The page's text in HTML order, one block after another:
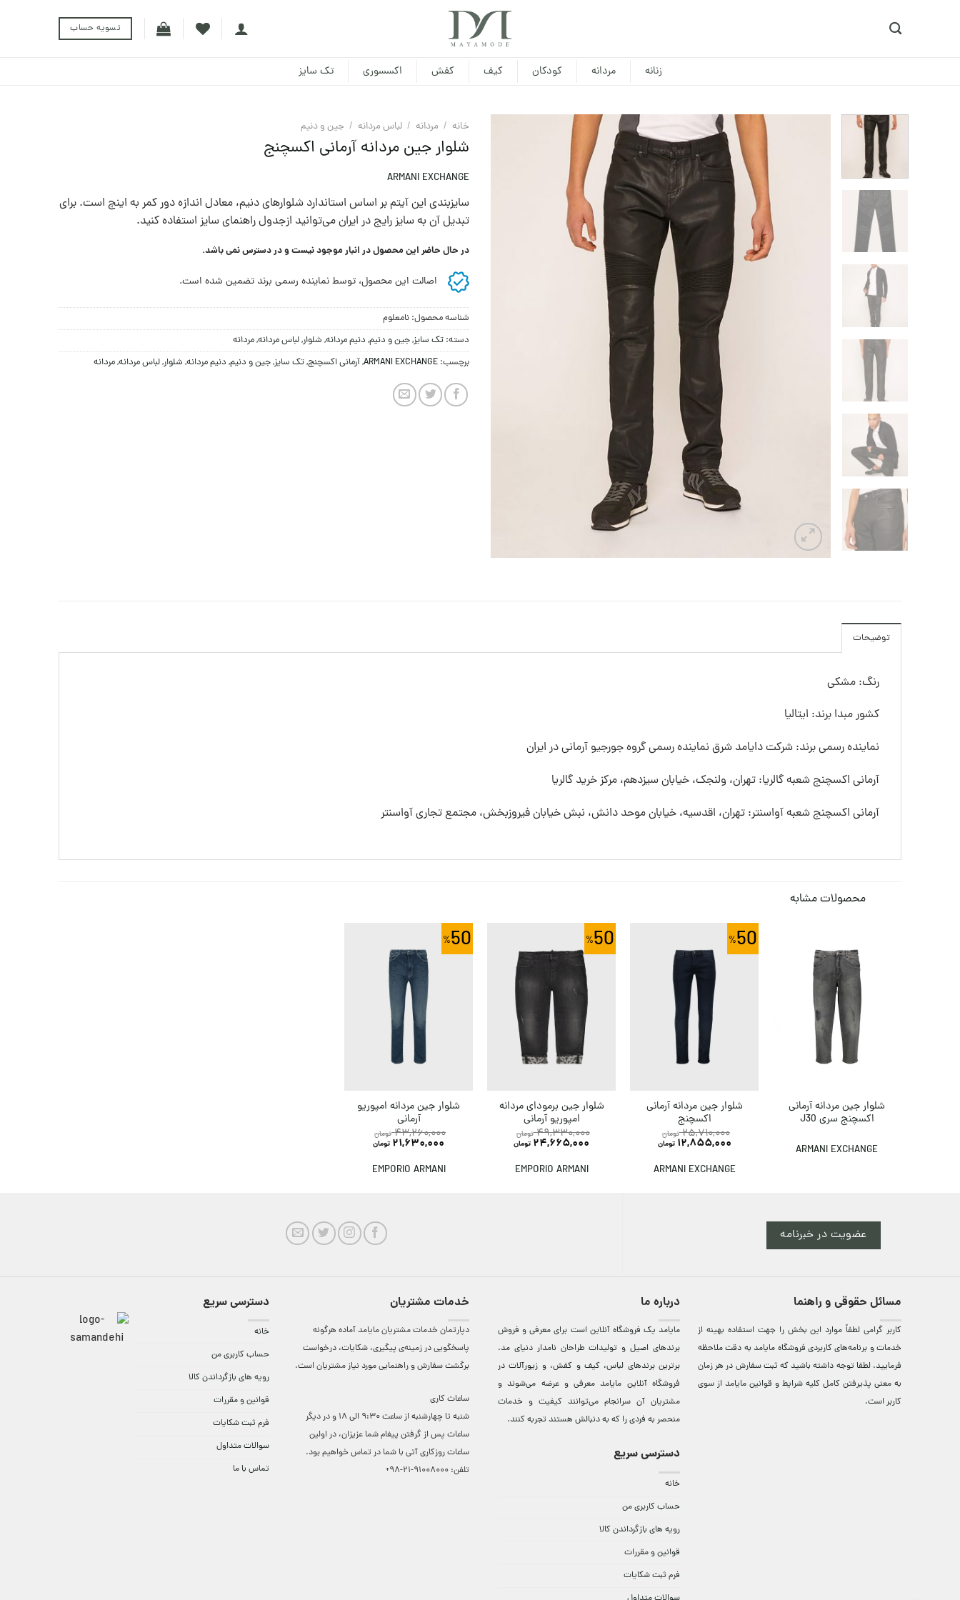
تسویه حساب
زنانه مردانه کودکان کیف کفش اکسسوری تک سایز
خانه / مردانه / لباس مردانه / جین و دنيم
شلوار جین مردانه آرمانی اکسچنج
ARMANI EXCHANGE
سايزبندی اين آيتم بر اساس استاندارد شلوارهای دنيم، معادل اندازه دور کمر به اينچ است. برای
تبديل آن به سايز رايج در ايران می‌توانيد ازجدول راهنمای سايز استفاده کنيد.
در حال حاضر این محصول در انبار موجود نیست و در دسترس نمی باشد.
اصالت این محصول، توسط نماینده رسمی برند تضمین شده است.
شناسه محصول: نامعلوم
دسته: تک سایز,جین و دنيم, دنیم مردانه, شلوار,لباس مردانه,مردانه
برچسب: ARMANI EXCHANGE
,آرمانی اکسچنج,تک سایز,جین و دنيم, دنیم مردانه, شلوار,لباس مردانه,مردانه
توضیحات
رنگ: مشکی
کشور مبدا برند: ایتالیا
نماینده رسمی برند: شرکت دایامد شرق نماینده رسمی گروه جورجیو آرمانی در ایران
آرمانی اکسچنج شعبه گالریا: تهران، ولنجک، خیابان سیزدهم، مرکز خرید گالریا
آرمانی اکسچنج شعبه آواسنتر: تهران، اقدسیه، خیابان موحد دانش، نبش خیابان فیروزبخش، مجتمع تجاری آواسنتر
محصولات مشابه
50
شلوار جین برمودای مردانه
امپوریو آرمانی
49,330,000 تومان
24,665,000 تومان
EMPORIO ARMANI
50
شلوار جین مردانه امپوریو
آرمانی
43,260,000 تومان
21,630,000 تومان
EMPORIO ARMANI
شلوار جین مردانه آرمانی
اکسچنج سری J30
ARMANI EXCHANGE
50
شلوار جین مردانه آرمانی
اکسچنج
25,710,000 تومان
12,855,000 تومان
ARMANI EXCHANGE
عضویت در خبرنامه
مسائل حقوقی و راهنما
کاربر گرامی لطفاً موارد این بخش را جهت استفاده بهینه از
خدمات و برنامه‌‏های کاربردی فروشگاه مایامد به دقت ملاحظه
فرمایید. لطفا توجه داشته باشید که ثبت سفارش در هر زمان
به معنی پذیرفتن کامل کلیه شرایط و قوانین مایامد از سوی
کاربر است.
درباره ما
مایامد يک فروشگاه آنلاين است برای معرفی و فروش
برندهای اصيل و توليدات طراحان نامدار دنيای مد.
برترين‌ برندهای لباس، کيف و کفش، و زيورآلات در
فروشگاه آنلاين مایامد معرفی و عرضه می‌شوند و
مشتريان آن سرانجام می‌توانند کيفيت و خدمات
منحصر به فردی را که به دنبالش هستند تجربه کنند.
دسترسی سریع
خانه
حساب کاربری من
رویه های بازگرداندن کالا
قوانین و مقررات
فرم ثبت شکایات
خدمات مشتریان
دپارتمان خدمات مشتریان مایامد آماده هرگونه
پاسخگویی در زمینه‌ی پیگیری، شکایات، درخواست
برگشت سفارش و راهنمایی مورد نیاز مشتریان است.
ساعات کاری
شنبه تا چهارشنبه از ساعت 9:30 الی 18 و در دیگر
ساعات ‌پس از گرفتن پیغام شما عزیزان، در اولین
ساعات روزکاری آتی با شما در تماس خواهیم بود.
تلفن: 91008000-21-98+
دسترسی سریع
خانه
حساب کاربری من
رویه های بازگرداندن کالا
قوانین و مقررات
فرم ثبت شکایات
سوالات متداول
تماس با ما